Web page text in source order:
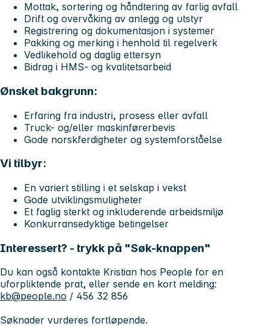
Mottak, sortering og håndtering av farlig avfall
Drift og overvåking av anlegg og utstyr
Registrering og dokumentasjon i systemer
Pakking og merking i henhold til regelverk
Vedlikehold og daglig ettersyn
Bidrag i HMS- og kvalitetsarbeid
Ønsket bakgrunn:
Erfaring fra industri, prosess eller avfall
Truck- og/eller maskinførerbevis
Gode norskferdigheter og systemforståelse
Vi tilbyr:
En variert stilling i et selskap i vekst
Gode utviklingsmuligheter
Et faglig sterkt og inkluderende arbeidsmiljø
Konkurransedyktige betingelser
Interessert? - trykk på "Søk-knappen"
Du kan også kontakte Kristian hos People for en
uforpliktende prat, eller sende en kort melding:
kb@people.no / 456 32 856
Søknader vurderes fortløpende.